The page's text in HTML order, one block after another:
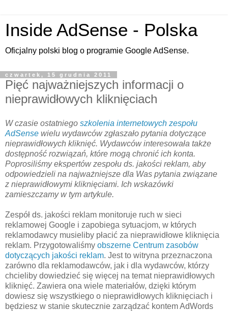
Inside AdSense - Polska
Oficjalny polski blog o programie Google AdSense.
czwartek, 15 grudnia 2011
Pięć najważniejszych informacji o
nieprawidłowych kliknięciach
W czasie ostatniego szkolenia internetowych zespołu
AdSense wielu wydawców zgłaszało pytania dotyczące
nieprawidłowych kliknięć. Wydawców interesowała także
dostępność rozwiązań, które mogą chronić ich konta.
Poprosiliśmy ekspertów zespołu ds. jakości reklam, aby
odpowiedzieli na najważniejsze dla Was pytania związane
z nieprawidłowymi kliknięciami. Ich wskazówki
zamieszczamy w tym artykule.
Zespół ds. jakości reklam monitoruje ruch w sieci
reklamowej Google i zapobiega sytuacjom, w których
reklamodawcy musieliby płacić za nieprawidłowe kliknięcia
reklam. Przygotowaliśmy obszerne Centrum zasobów
dotyczących jakości reklam. Jest to witryna przeznaczona
zarówno dla reklamodawców, jak i dla wydawców, którzy
chcieliby dowiedzieć się więcej na temat nieprawidłowych
kliknięć. Zawiera ona wiele materiałów, dzięki którym
dowiesz się wszystkiego o nieprawidłowych kliknięciach i
będziesz w stanie skutecznie zarządzać kontem AdWords